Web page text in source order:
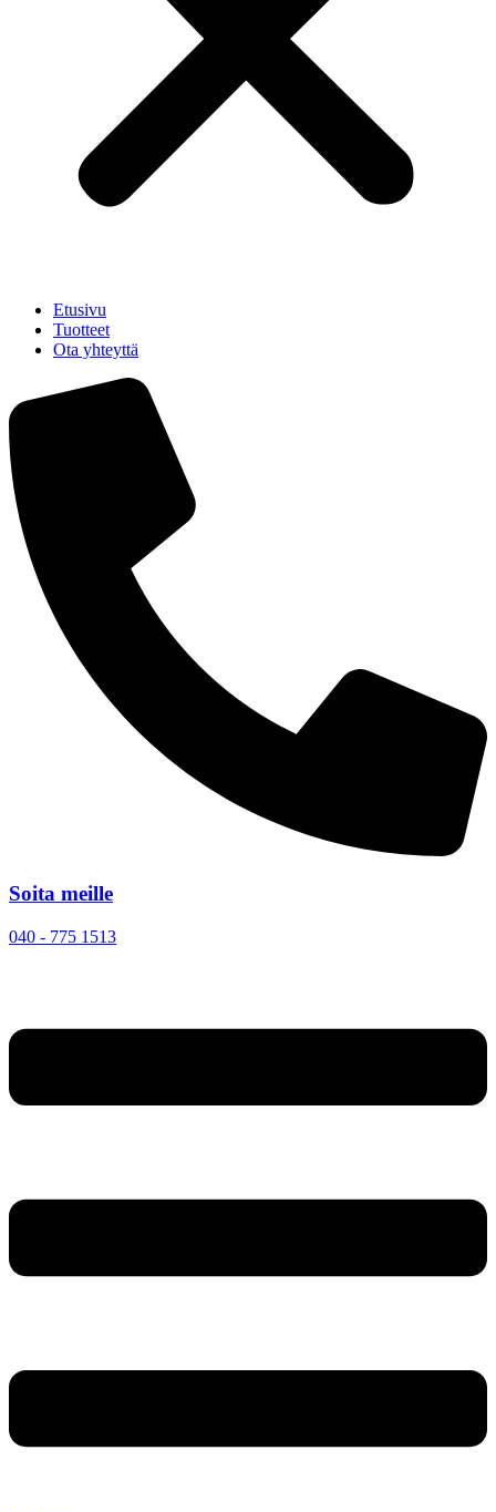
Etusivu
Tuotteet
Ota yhteyttä
Soita meille
040 - 775 1513